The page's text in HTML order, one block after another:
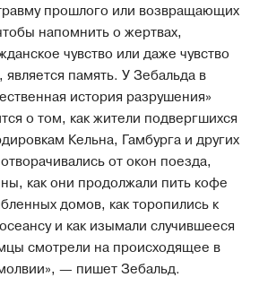
прошлого или возвращающих
напомнить о жертвах,
чувство или даже чувство
память. У Зебальда в
история разрушения»
о том, как жители подвергшихся
Кельна, Гамбурга и других
от окон поезда,
как они продолжали пить кофе
домов, как торопились к
и как изымали случившееся
смотрели на происходящее в
— пишет Зебальд.